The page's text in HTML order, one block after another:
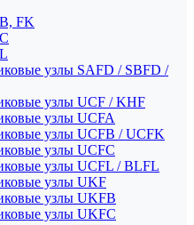
FK
узлы SAFD / SBFD /
узлы UCF / KHF
узлы UCFA
узлы UCFB / UCFK
узлы UCFC
узлы UCFL / BLFL
узлы UKF
узлы UKFB
узлы UKFC